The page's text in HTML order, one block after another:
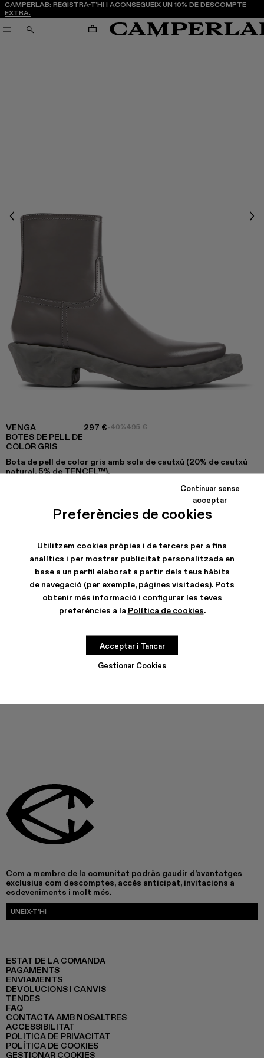
Preferències de cookies
Utilitzem cookies pròpies i de tercers per a fins
analítics i per mostrar publicitat personalitzada en
base a un perfil elaborat a partir dels teus hàbits
de navegació (per exemple, pàgines visitades). Pots
obtenir més informació i configurar les teves
preferències a la Política de cookies.
Gestionar Cookies
Continuar sense
acceptar
Acceptar i Tancar
CAMPERLAB: REGISTRA-T’HI I ACONSEGUEIX UN 10% DE DESCOMPTE
EXTRA.
CERCA CARRO
Previous
VENGA
BOTES DE PELL DE
COLOR GRIS
297 €-40%495 €
Bota de pell de color gris amb sola de cautxú (20% de cautxú
natural, 5% de TENCEL™).
CARACTERÍSTIQUES
CURA DEL PRODUCTE
Com a membre de la comunitat podràs gaudir d’avantatges
exclusius com descomptes, accés anticipat, invitacions a
esdeveniments i molt més.
UNEIX-T’HI
ESTAT DE LA COMANDA
PAGAMENTS
ENVIAMENTS
DEVOLUCIONS I CANVIS
TENDES
FAQ
CONTACTA AMB NOSALTRES
ACCESSIBILITAT
POLITICA DE PRIVACITAT
POLÍTICA DE COOKIES
GESTIONAR COOKIES